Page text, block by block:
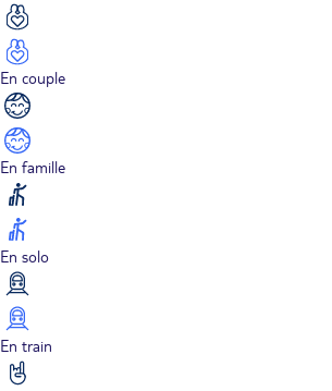
En couple
En famille
En solo
En train